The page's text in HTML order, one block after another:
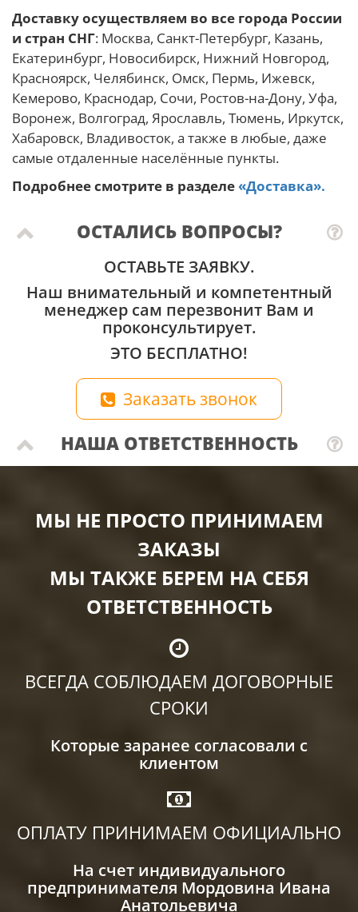
Доставку осуществляем во все города России
и стран СНГ: Москва, Санкт-Петербург, Казань,
Екатеринбург, Новосибирск, Нижний Новгород,
Красноярск, Челябинск, Омск, Пермь, Ижевск,
Кемерово, Краснодар, Сочи, Ростов-на-Дону, Уфа,
Воронеж, Волгоград, Ярославль, Тюмень, Иркутск,
Хабаровск, Владивосток, а также в любые, даже
самые отдаленные населённые пункты.
Подробнее смотрите в разделе «Доставка».
ОСТАЛИСЬ ВОПРОСЫ?
ОСТАВЬТЕ ЗАЯВКУ.
Наш внимательный и компетентный
менеджер сам перезвонит Вам и
проконсультирует.
ЭТО БЕСПЛАТНО!
Заказать звонок
НАША ОТВЕТСТВЕННОСТЬ
МЫ НЕ ПРОСТО ПРИНИМАЕМ
ЗАКАЗЫ
МЫ ТАКЖЕ БЕРЕМ НА СЕБЯ
ОТВЕТСТВЕННОСТЬ
ВСЕГДА СОБЛЮДАЕМ ДОГОВОРНЫЕ
СРОКИ
Которые заранее согласовали с
клиентом
ОПЛАТУ ПРИНИМАЕМ ОФИЦИАЛЬНО
На счет индивидуального
предпринимателя Мордовина Ивана
Анатольевича